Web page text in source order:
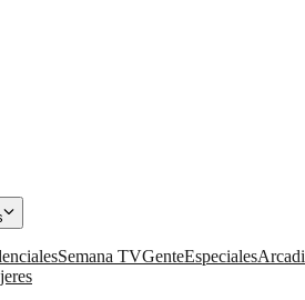
Semana TVGenteEspeciales